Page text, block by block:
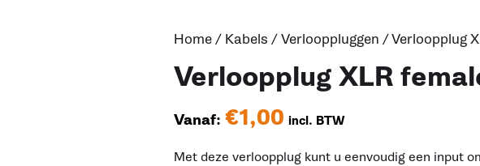
Home/ Kabels /Verlooppluggen / Verloopplug
Verloopplug XLR
Vanaf: €1,00 incl. BTW
Met deze verloopplug kunt u eenvoudig een input